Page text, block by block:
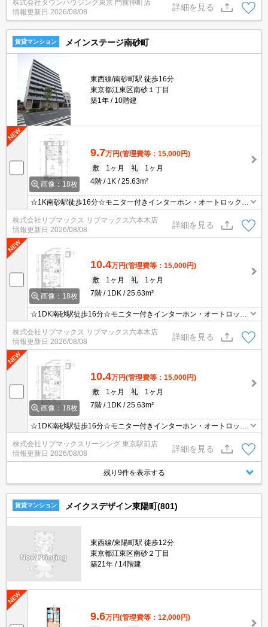
株式会社タウンハウジング東京 門前仲町店
情報更新日 2026/08/08
詳細を見る
賃貸マンション メインステージ南砂町
東西線/南砂町駅 徒歩16分
東京都江東区南砂１丁目
築1年
10階建
画像：18枚
9.7万円(管理費等：15,000円)
敷
1ヶ月 礼
1ヶ月
4階
1K 25.63m²
☆1K南砂駅徒歩16分☆モニター付きインターホン・オートロックで
設備充実☆
株式会社リブマックス リブマックス六本木店
情報更新日 2026/08/08
詳細を見る
画像：18枚
10.4万円(管理費等：15,000円)
敷
1ヶ月 礼
1ヶ月
7階
1DK 25.63m²
☆1DK南砂駅徒歩16分☆モニター付きインターホン・オートロック
で設備充実☆
株式会社リブマックス リブマックス六本木店
情報更新日 2026/08/08
詳細を見る
画像：18枚
10.4万円(管理費等：15,000円)
敷
1ヶ月 礼
1ヶ月
7階
1DK 25.63m²
☆1DK南砂駅徒歩16分☆モニター付きインターホン・オートロック
で設備充実☆
株式会社リブマックスリーシング 東京駅前店
情報更新日 2026/08/08
詳細を見る
残り9件を表示する
賃貸マンション メイクスデザイン東陽町(801)
東西線/東陽町駅 徒歩12分
東京都江東区南砂２丁目
築21年
14階建
9.6万円(管理費等：12,000円)